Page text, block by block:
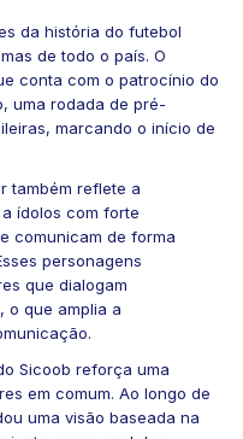
da história do futebol
de todo o país. O
conta com o patrocínio do
uma rodada de pré-
marcando o início de
também reflete a
ídolos com forte
comunicam de forma
personagens
que dialogam
o que amplia a
Sicoob reforça uma
em comum. Ao longo de
uma visão baseada na